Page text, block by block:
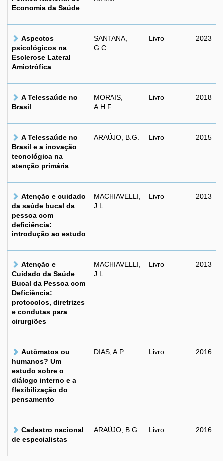
Economia da Saúde
Aspectos
psicológicos na
Esclerose Lateral
Amiotrófica
SANTANA,
G.C.
Livro 2023
A Telessaúde no
Brasil
MORAIS,
A.H.F.
Livro 2018
A Telessaúde no
Brasil e a inovação
tecnológica na
atenção primária
ARAÚJO, B.G. Livro 2015
Atenção e cuidado
da saúde bucal da
pessoa com
deficiência:
introdução ao estudo
MACHIAVELLI,
J.L.
Livro 2013
Atenção e
Cuidado da Saúde
Bucal da Pessoa com
Deficiência:
protocolos, diretrizes
e condutas para
cirurgiões
MACHIAVELLI,
J.L.
Livro 2013
Autômatos ou
humanos? Um
estudo sobre o
diálogo interno e a
flexibilização do
pensamento
DIAS, A.P. Livro 2016
Cadastro nacional
de especialistas
ARAÚJO, B.G. Livro 2016